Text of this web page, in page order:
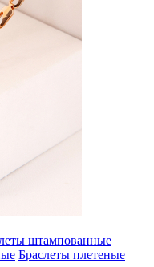
штампованные
Браслеты плетеные